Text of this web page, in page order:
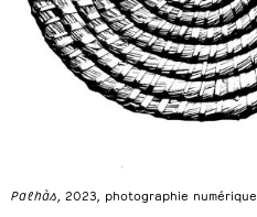
Palhàs, 2023, photographie numérique